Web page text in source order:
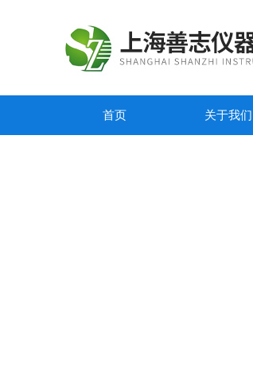
首页 关于我们